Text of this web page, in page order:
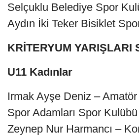
Selçuklu Belediye Spor
Aydın İki Teker Bisiklet
KRİTERYUM YARIŞLARI
U11 Kadınlar
Irmak Ayşe Deniz –
Spor Adamları Spor Kulübü
Zeynep Nur Harmancı –